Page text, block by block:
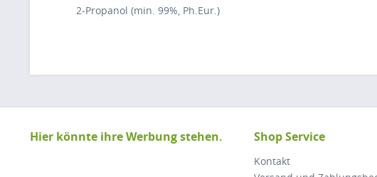
2-Propanol (min. 99%, Ph.Eur.)
Hier könnte ihre Werbung stehen. Shop Service
Kontakt